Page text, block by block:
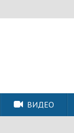
ВИДЕО